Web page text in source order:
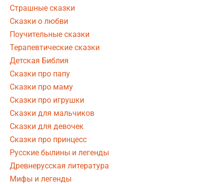
Страшные сказки
Сказки о любви
Поучительные сказки
Терапевтические сказки
Детская Библия
Сказки про папу
Сказки про маму
Сказки про игрушки
Сказки для мальчиков
Сказки для девочек
Сказки про принцесс
Русские былины и легенды
Древнерусская литература
Мифы и легенды